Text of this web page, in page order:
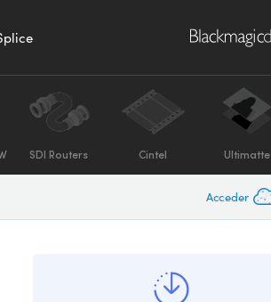
SDI Routers Cintel Ultimatte
Acceder